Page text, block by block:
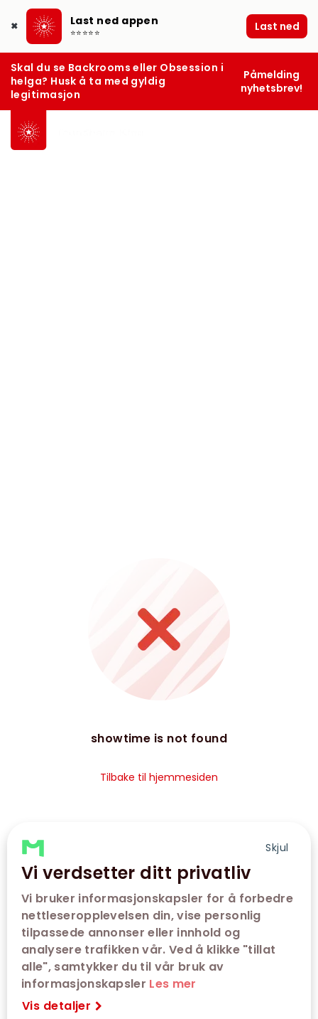
Skjul
Vi verdsetter ditt privatliv
Vi bruker informasjonskapsler for å forbedre
nettleseropplevelsen din, vise personlig
tilpassede annonser eller innhold og
analysere trafikken vår. Ved å klikke "tillat
alle", samtykker du til vår bruk av
informasjonskapsler Les mer
Vis detaljer
✖ Last ned appen
⭐⭐⭐⭐⭐ Last ned
Skal du se Backrooms eller Obsession i
helga? Husk å ta med gyldig
legitimasjon
Påmelding
nyhetsbrev!
showtime is not found
Tilbake til hjemmesiden